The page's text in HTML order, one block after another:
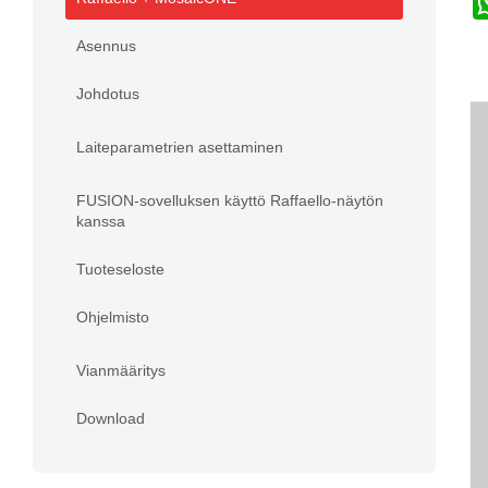
Asennus
Johdotus
Laiteparametrien asettaminen
FUSION-sovelluksen käyttö Raffaello-näytön
kanssa
Tuoteseloste
Ohjelmisto
Vianmääritys
Download